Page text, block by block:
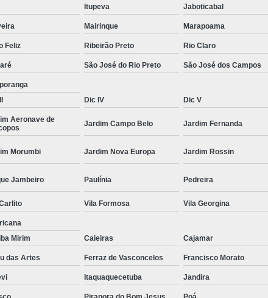
Moda Masculina Inverno
Moda
Moda Social Masculina
Roupas
Roupas Masculinas
Roupas Masculinas
Roupas Masculinas Estilosas
Roupas Masculinas Plus Size
Roupas
Itupeva Jaboticabal
Mairinque Marapoama
Feliz Ribeirão Preto Rio Claro
São José do Rio Preto São José dos Campos
Dic IV Dic V
Aeronave de
Jardim Campo Belo Jardim Fernanda
Morumbi Jardim Nova Europa Jardim Rossin
Jambeiro Paulínia Pedreira
Vila Formosa Vila Georgina
Mirim Caieiras Cajamar
das Artes Ferraz de Vasconcelos Francisco Morato
Itaquaquecetuba Jandira